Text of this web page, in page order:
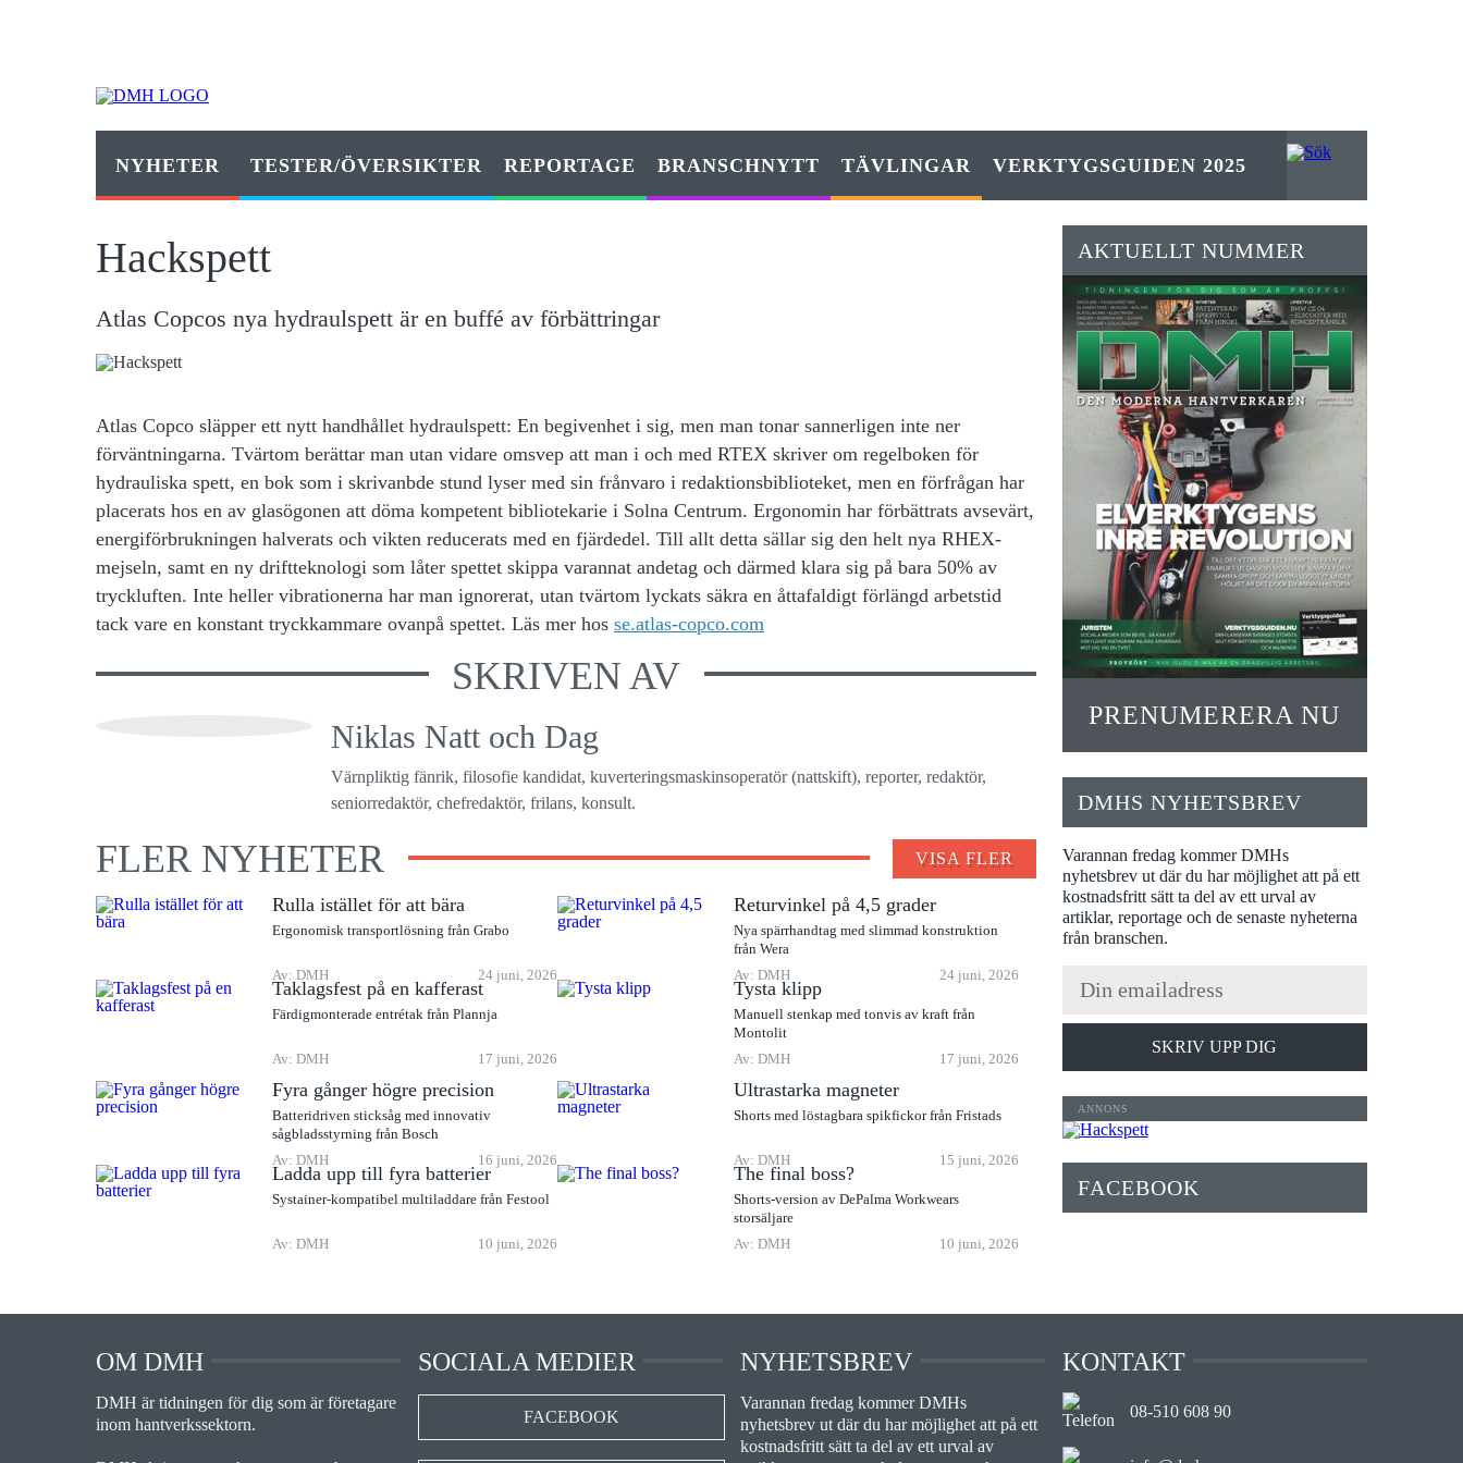
NYHETER TESTER/ÖVERSIKTER REPORTAGE BRANSCHNYTT TÄVLINGAR VERKTYGSGUIDEN 2025
Hackspett
Atlas Copcos nya hydraulspett är en buffé av förbättringar
Atlas Copco släpper ett nytt handhållet hydraulspett: En begivenhet i sig, men man tonar sannerligen inte ner
förväntningarna. Tvärtom berättar man utan vidare omsvep att man i och med RTEX skriver om regelboken för
hydrauliska spett, en bok som i skrivanbde stund lyser med sin frånvaro i redaktionsbiblioteket, men en förfrågan har
placerats hos en av glasögonen att döma kompetent bibliotekarie i Solna Centrum. Ergonomin har förbättrats avsevärt,
energiförbrukningen halverats och vikten reducerats med en fjärdedel. Till allt detta sällar sig den helt nya RHEX-
mejseln, samt en ny driftteknologi som låter spettet skippa varannat andetag och därmed klara sig på bara 50% av
tryckluften. Inte heller vibrationerna har man ignorerat, utan tvärtom lyckats säkra en åttafaldigt förlängd arbetstid
tack vare en konstant tryckkammare ovanpå spettet. Läs mer hos se.atlas-copco.com
SKRIVEN AV
Niklas Natt och Dag
Värnpliktig fänrik, filosofie kandidat, kuverteringsmaskinsoperatör (nattskift), reporter, redaktör,
seniorredaktör, chefredaktör, frilans, konsult.
FLER NYHETER VISA FLER
Rulla istället för att bära
Ergonomisk transportlösning från Grabo
Av: DMH 24 juni, 2026
Returvinkel på 4,5 grader
Nya spärrhandtag med slimmad konstruktion
från Wera
Av: DMH
24 juni, 2026
Taklagsfest på en kafferast
Färdigmonterade entrétak från Plannja
Av: DMH 17 juni, 2026
Tysta klipp
Manuell stenkap med tonvis av kraft från
Montolit
Av: DMH
17 juni, 2026
Fyra gånger högre precision
Batteridriven sticksåg med innovativ
sågbladsstyrning från Bosch
Av: DMH
16 juni, 2026
Ultrastarka magneter
Shorts med löstagbara spikfickor från Fristads
Av: DMH 15 juni, 2026
Ladda upp till fyra batterier
Systainer-kompatibel multiladdare från Festool
Av: DMH 10 juni, 2026
The final boss?
Shorts-version av DePalma Workwears
storsäljare
Av: DMH
10 juni, 2026
AKTUELLT NUMMER
PRENUMERERA NU
DMHS NYHETSBREV
Varannan fredag kommer DMHs
nyhetsbrev ut där du har möjlighet att på ett
kostnadsfritt sätt ta del av ett urval av
artiklar, reportage och de senaste nyheterna
från branschen.
SKRIV UPP DIG
FACEBOOK
OM DMH
DMH är tidningen för dig som är företagare
inom hantverkssektorn.
SOCIALA MEDIER
FACEBOOK
NYHETSBREV
Varannan fredag kommer DMHs
nyhetsbrev ut där du har möjlighet att på ett
kostnadsfritt sätt ta del av ett urval av
KONTAKT
08-510 608 90